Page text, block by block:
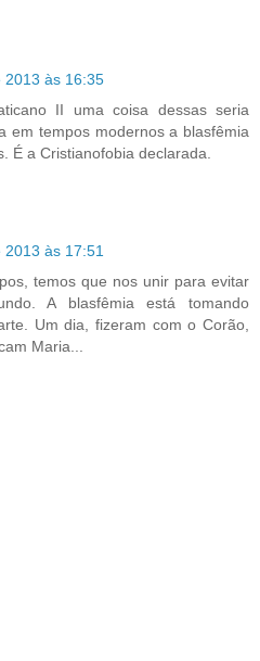
2013 às 16:35
II uma coisa dessas seria
em tempos modernos a blasfêmia
É a Cristianofobia declarada.
2013 às 17:51
temos que nos unir para evitar
A blasfêmia está tomando
Um dia, fizeram com o Corão,
Maria...